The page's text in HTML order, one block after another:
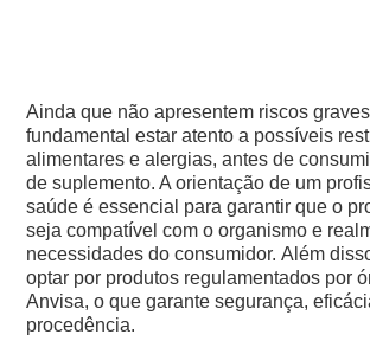
Ainda que não apresentem riscos
fundamental estar atento a possíveis
alimentares e alergias, antes de
de suplemento. A orientação de um
saúde é essencial para garantir que o
seja compatível com o organismo e
necessidades do consumidor.Além
optar por produtos regulamentados por
Anvisa, o que garante segurança,
procedência.